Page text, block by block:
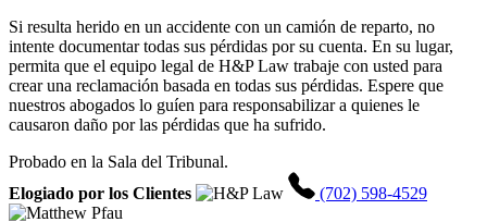
Si resulta herido en un accidente con un camión de reparto, no
intente documentar todas sus pérdidas por su cuenta. En su lugar,
permita que el equipo legal de H&P Law trabaje con usted para
crear una reclamación basada en todas sus pérdidas. Espere que
nuestros abogados lo guíen para responsabilizar a quienes le
causaron daño por las pérdidas que ha sufrido.
Probado en la Sala del Tribunal.
Elogiado por los Clientes
(702) 598-4529